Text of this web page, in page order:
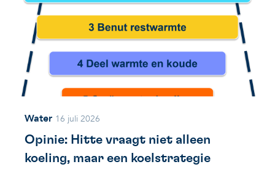
Water 16 juli 2026
Opinie: Hitte vraagt niet alleen
koeling, maar een koelstrategie